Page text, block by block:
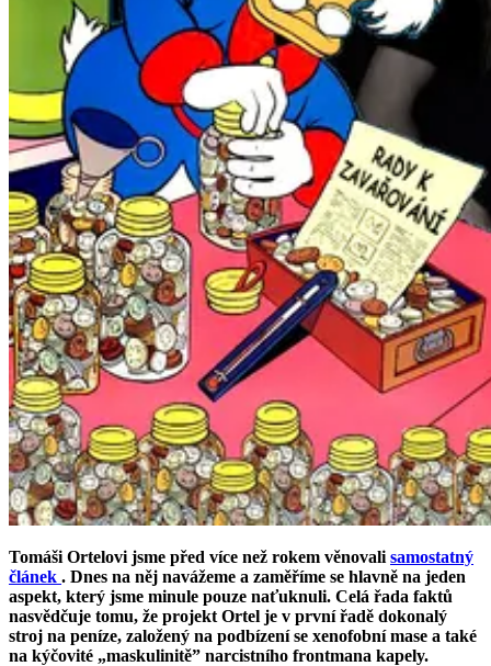
Tomáši Ortelovi jsme před více než rokem věnovali samostatný
článek . Dnes na něj navážeme a zaměříme se hlavně na jeden
aspekt, který jsme minule pouze naťuknuli. Celá řada faktů
nasvědčuje tomu, že projekt Ortel je v první řadě dokonalý
stroj na peníze, založený na podbízení se xenofobní mase a také
na kýčovité „maskulinitě” narcistního frontmana kapely.